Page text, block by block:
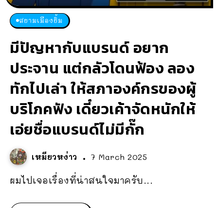
สยามเมืองยิ้ม
มีปัญหากับแบรนด์ อยาก
ประจาน แต่กลัวโดนฟ้อง ลอง
ทักไปเล่า ให้สภาองค์กรของผู้
บริโภคฟัง เดี๋ยวเค้าจัดหนักให้
เอ่ยชื่อแบรนด์ไม่มีกั๊ก
เหมียวหง่าว 7 March 2025
ผมไปเจอเรื่องที่น่าสนใจมาครับ...